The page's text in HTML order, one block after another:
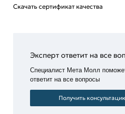
Условия доставки и цены на
обработают заказ и
согласования условий
Данний товар от
сертифицирован,
Скачать сертификат качества
Эксперт ответит на все
Специалист Мета Молл
ответит на все вопросы
Получить